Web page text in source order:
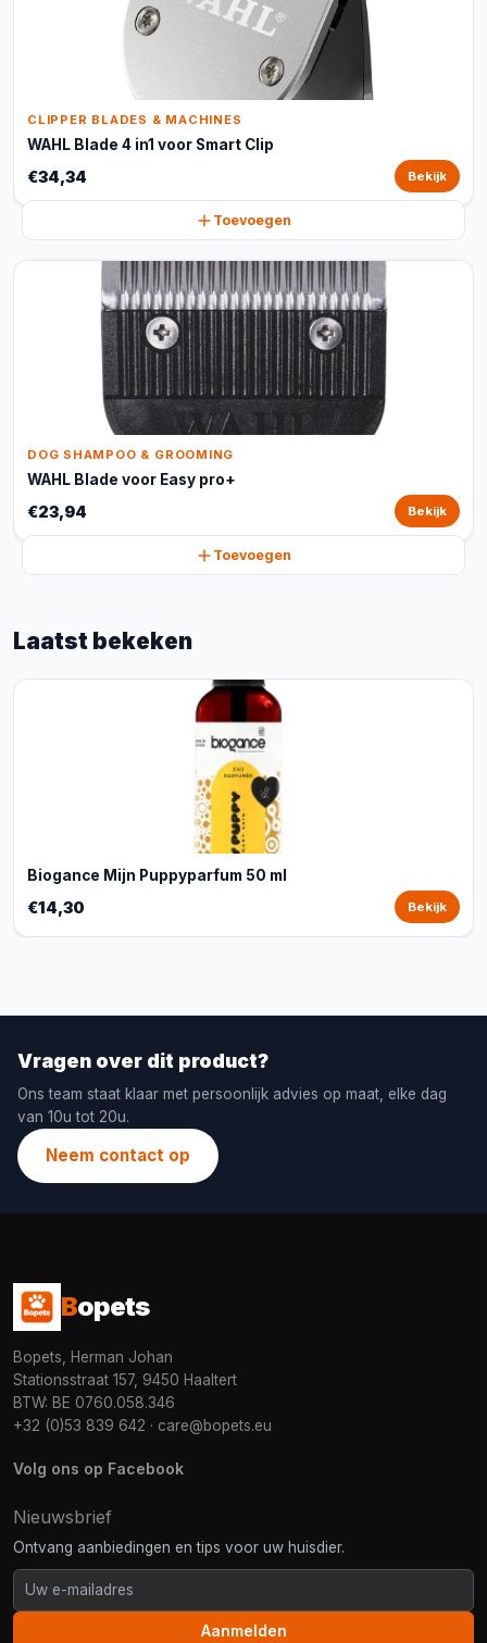
CLIPPER BLADES & MACHINES
WAHL Blade 4 in1 voor Smart Clip
€34,34 Bekijk
Toevoegen
DOG SHAMPOO & GROOMING
WAHL Blade voor Easy pro+
€23,94 Bekijk
Toevoegen
Laatst bekeken
Biogance Mijn Puppyparfum 50 ml
€14,30 Bekijk
Vragen over dit product?
Ons team staat klaar met persoonlijk advies op maat, elke dag
van 10u tot 20u.
Neem contact op
Bopets
Bopets, Herman Johan
Stationsstraat 157, 9450 Haaltert
BTW: BE 0760.058.346
+32 (0)53 839 642 · care@bopets.eu
Volg ons op Facebook
Nieuwsbrief
Ontvang aanbiedingen en tips voor uw huisdier.
Aanmelden